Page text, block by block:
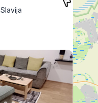
Slavija